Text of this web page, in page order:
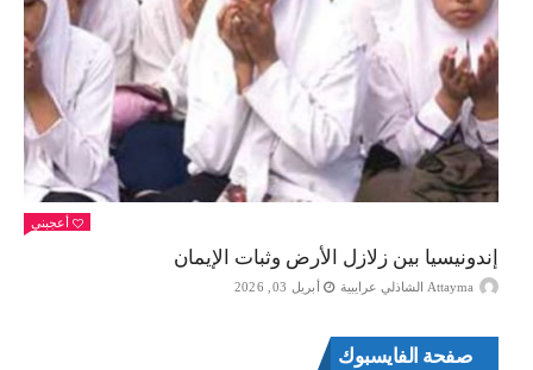
أعجبني
إندونيسيا بين زلازل الأرض وثبات الإيمان
Attayma الشاذلي عرايبية أبريل 03, 2026
صفحة الفايسبوك